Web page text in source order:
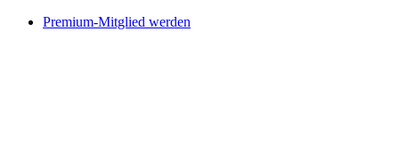
Premium-Mitglied werden